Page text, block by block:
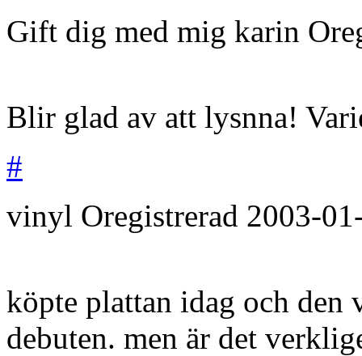
Gift dig med mig karin
Blir glad av att lysnna!
#
vinyl Oregistrerad 2003-
köpte plattan idag och den
debuten. men är det